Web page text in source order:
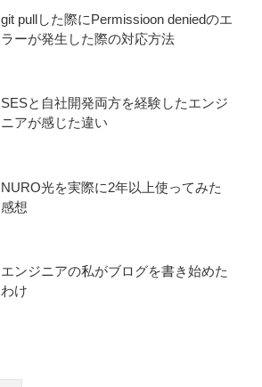
git pullした際にPermissioon deniedのエ
ラーが発生した際の対応方法
SESと自社開発両方を経験したエンジ
ニアが感じた違い
NURO光を実際に2年以上使ってみた
感想
エンジニアの私がブログを書き始めた
わけ